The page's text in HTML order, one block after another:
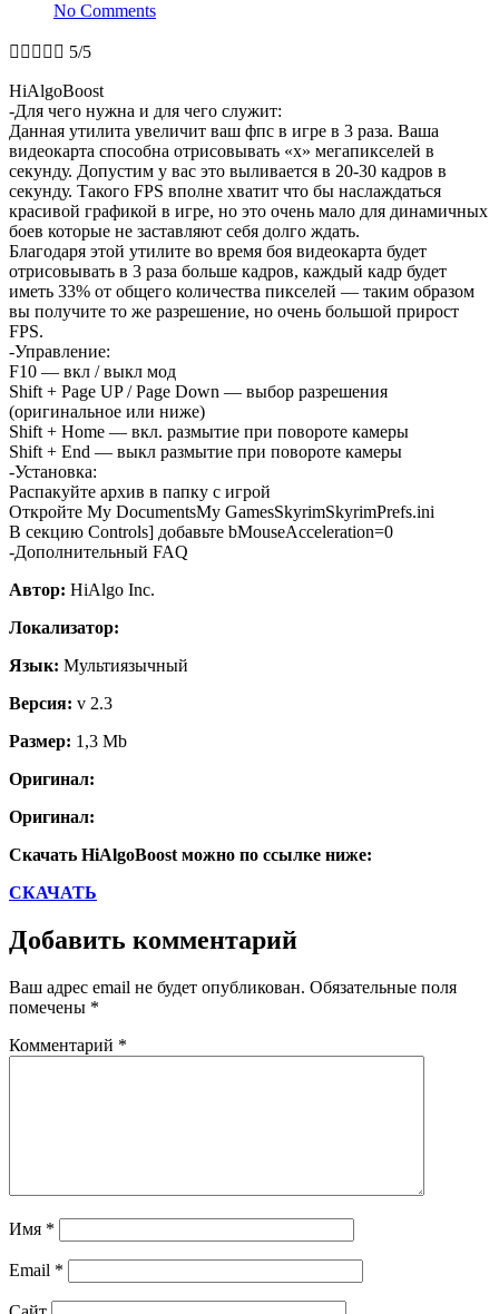
No Comments
     5/5
HiAlgoBoost
-Для чего нужна и для чего служит:
Данная утилита увеличит ваш фпс в игре в 3 раза. Ваша
видеокарта способна отрисовывать «x» мегапикселей в
секунду. Допустим у вас это выливается в 20-30 кадров в
секунду. Такого FPS вполне хватит что бы наслаждаться
красивой графикой в игре, но это очень мало для динамичных
боев которые не заставляют себя долго ждать.
Благодаря этой утилите во время боя видеокарта будет
отрисовывать в 3 раза больше кадров, каждый кадр будет
иметь 33% от общего количества пикселей — таким образом
вы получите то же разрешение, но очень большой прирост
FPS.
-Управление:
F10 — вкл / выкл мод
Shift + Page UP / Page Down — выбор разрешения
(оригинальное или ниже)
Shift + Home — вкл. размытие при повороте камеры
Shift + End — выкл размытие при повороте камеры
-Установка:
Распакуйте архив в папку с игрой
Откройте My DocumentsMy GamesSkyrimSkyrimPrefs.ini
В секцию Controls] добавьте bMouseAcceleration=0
-Дополнительный FAQ
Автор: HiAlgo Inc.
Локализатор:
Язык: Мультиязычный
Версия: v 2.3
Размер: 1,3 Mb
Оригинал:
Оригинал:
Скачать HiAlgoBoost можно по ссылке ниже:
СКАЧАТЬ
Добавить комментарий
Ваш адрес email не будет опубликован. Обязательные поля
помечены *
Комментарий *
Имя *
Email *